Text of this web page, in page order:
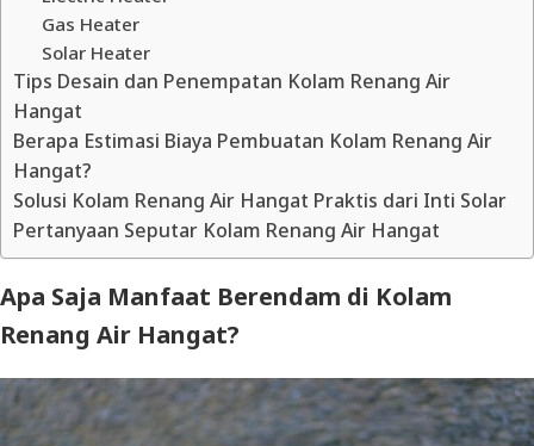
Gas Heater
Solar Heater
Tips Desain dan Penempatan Kolam Renang Air
Hangat
Berapa Estimasi Biaya Pembuatan Kolam Renang Air
Hangat?
Solusi Kolam Renang Air Hangat Praktis dari Inti Solar
Pertanyaan Seputar Kolam Renang Air Hangat
Apa Saja Manfaat Berendam di Kolam
Renang Air Hangat?